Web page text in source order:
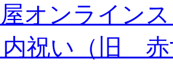
オンライン
祝い（旧 赤